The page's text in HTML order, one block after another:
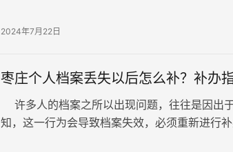
2024年7月22日
枣庄个人档案丢失以后怎么补？补办指
许多人的档案之所以出现问题，往往是因出
知，这一行为会导致档案失效，必须重新进行